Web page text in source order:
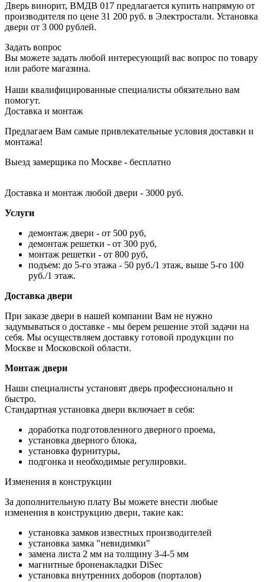
Дверь винорит, ВМДВ 017 предлагается купить напрямую от
производителя по цене 31 200 руб. в Электростали. Установка
двери от 3 000 рублей.
Задать вопрос
Вы можете задать любой интересующий вас вопрос по товару
или работе магазина.
Наши квалифицированные специалисты обязательно вам
помогут.
Доставка и монтаж
Предлагаем Вам самые привлекательные условия доставки и
монтажа!
Выезд замерщика по Москве - бесплатно
Доставка и монтаж любой двери - 3000 руб.
Услуги
демонтаж двери - от 500 руб,
демонтаж решетки - от 300 руб,
монтаж решетки - от 800 руб,
подъем: до 5-го этажа - 50 руб./1 этаж, выше 5-го 100
руб./1 этаж.
Доставка двери
При заказе двери в нашей компании Вам не нужно
задумываться о доставке - мы берем решение этой задачи на
себя. Мы осуществляем доставку готовой продукции по
Москве и Московской области.
Монтаж двери
Наши специалисты установят дверь профессионально и
быстро.
Стандартная установка двери включает в себя:
доработка подготовленного дверного проема,
установка дверного блока,
установка фурнитуры,
подгонка и необходимые регулировки.
Изменения в конструкции
За дополнительную плату Вы можете внести любые
изменения в конструкцию двери, такие как:
установка замков известных производителей
установка замка "невидимки"
замена листа 2 мм на толщину 3-4-5 мм
магнитные броненакладки DiSec
установка внутренних доборов (порталов)